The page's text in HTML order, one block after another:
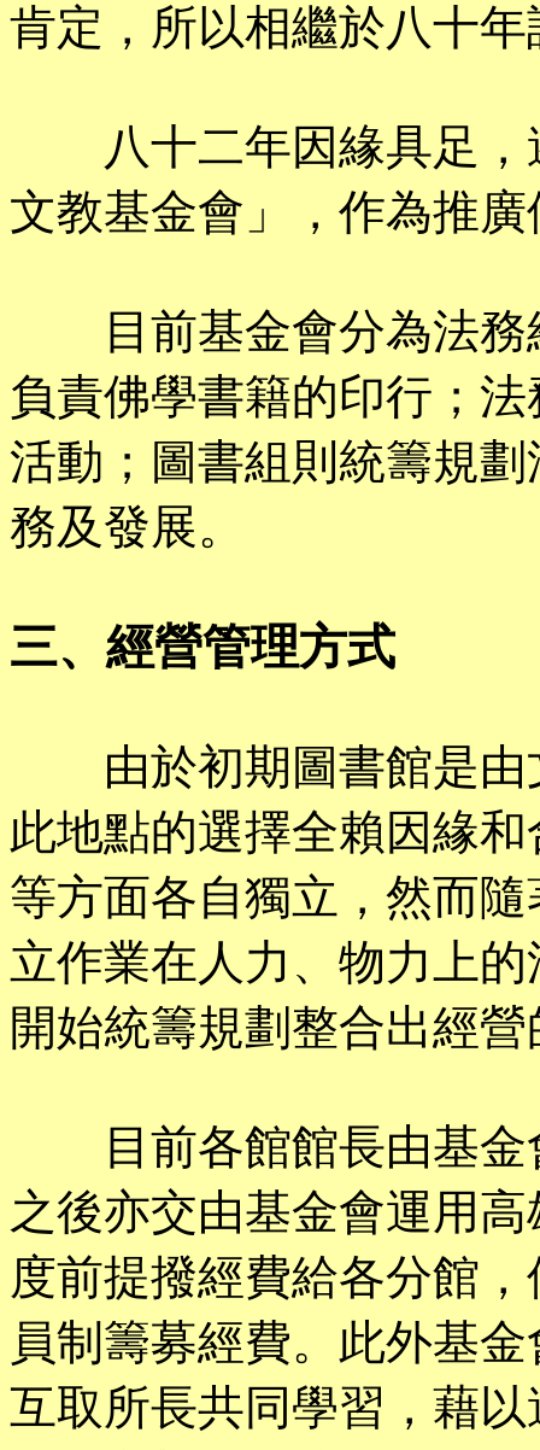
肯定，所以相繼於八十
八十二年因緣具足，
文教基金會」，作為推
目前基金會分為法務
負責佛學書籍的印行；
活動；圖書組則統籌規
務及發展。
三、經營管理方式
由於初期圖書館是由
此地點的選擇全賴因緣
等方面各自獨立，然而
立作業在人力、物力上
開始統籌規劃整合出經
目前各館館長由基金
之後亦交由基金會運用
度前提撥經費給各分館
員制籌募經費。此外基
互取所長共同學習，藉